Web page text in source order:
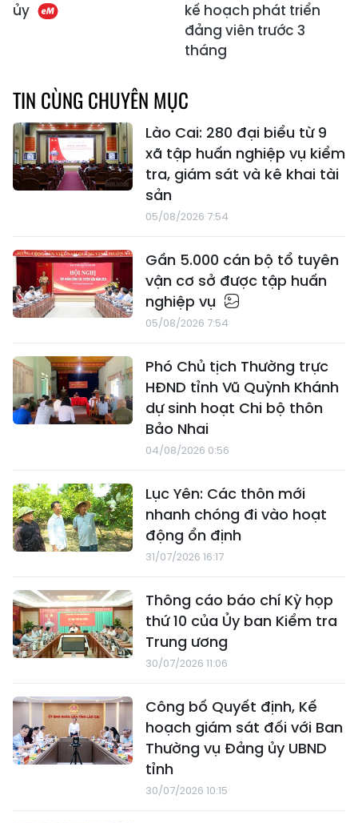
ủy
kế hoạch phát triển
đảng viên trước 3
tháng
TIN CÙNG CHUYÊN MỤC
Lào Cai: 280 đại biểu từ 9
xã tập huấn nghiệp vụ kiểm
tra, giám sát và kê khai tài
sản
05/08/2026 7:54
Gần 5.000 cán bộ tổ tuyên
vận cơ sở được tập huấn
nghiệp vụ
05/08/2026 7:54
Phó Chủ tịch Thường trực
HĐND tỉnh Vũ Quỳnh Khánh
dự sinh hoạt Chi bộ thôn
Bảo Nhai
04/08/2026 0:56
Lục Yên: Các thôn mới
nhanh chóng đi vào hoạt
động ổn định
31/07/2026 16:17
Thông cáo báo chí Kỳ họp
thứ 10 của Ủy ban Kiểm tra
Trung ương
30/07/2026 11:06
Công bố Quyết định, Kế
hoạch giám sát đối với Ban
Thường vụ Đảng ủy UBND
tỉnh
30/07/2026 10:15